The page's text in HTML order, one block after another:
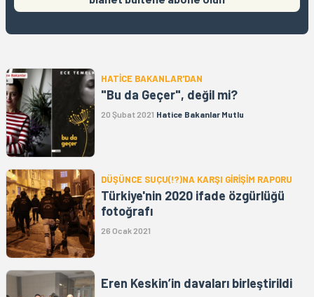
HATİCE BAKANLAR'DAN
"Bu da Geçer", değil mi?
20 Şubat 2021 Hatice Bakanlar Mutlu
DÜŞÜNCE SUÇU(!?)NA KARŞI GİRİŞİM RAPORU
Türkiye'nin 2020 ifade özgürlüğü
fotoğrafı
26 Ocak 2021
Eren Keskin’in davaları birleştirildi